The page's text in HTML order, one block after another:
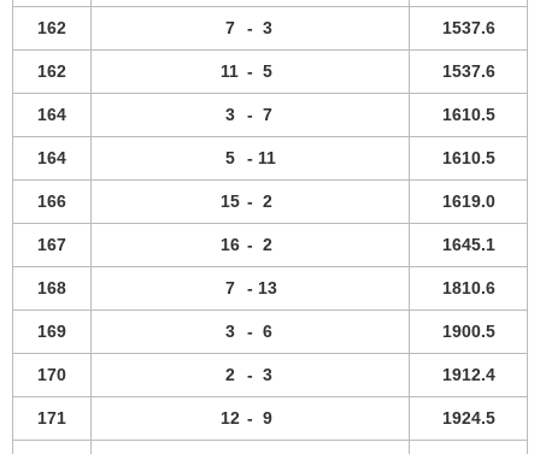
162 7 - 3 1537.6
162 11 - 5 1537.6
164 3 - 7 1610.5
164 5 - 11 1610.5
166 15 - 2 1619.0
167 16 - 2 1645.1
168 7 - 13 1810.6
169 3 - 6 1900.5
170 2 - 3 1912.4
171 12 - 9 1924.5